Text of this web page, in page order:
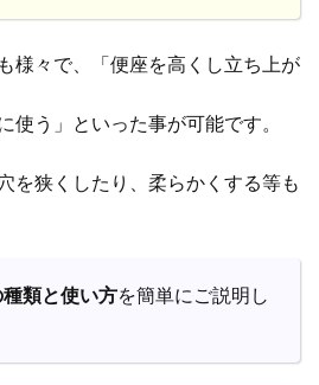
様々で、「便座を高くし立ち上が
使う」といった事が可能です。
を狭くしたり、柔らかくする等も
類と使い方を簡単にご説明し